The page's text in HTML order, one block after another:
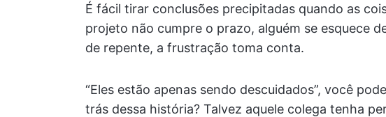
É fácil tirar conclusões precipitadas quando as
projeto não cumpre o prazo, alguém se esquece
de repente, a frustração toma conta.
“Eles estão apenas sendo descuidados”, você
trás dessa história? Talvez aquele colega tenha